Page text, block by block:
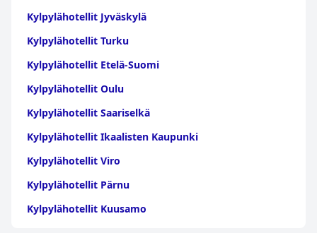
Kylpylähotellit Jyväskylä
Kylpylähotellit Turku
Kylpylähotellit Etelä-Suomi
Kylpylähotellit Oulu
Kylpylähotellit Saariselkä
Kylpylähotellit Ikaalisten Kaupunki
Kylpylähotellit Viro
Kylpylähotellit Pärnu
Kylpylähotellit Kuusamo